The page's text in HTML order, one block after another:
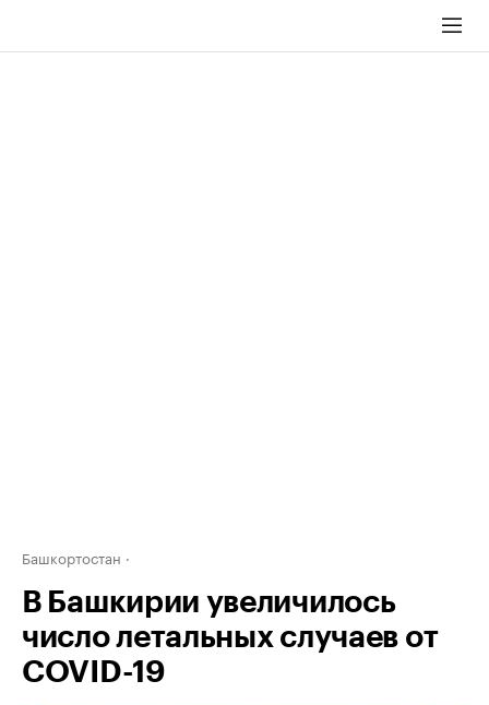
Башкортостан
В Башкирии увеличилось
число летальных случаев от
COVID-19